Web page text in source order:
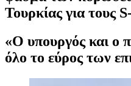
Τουρκίας για τους
«Ο υπουργός και ο
όλο το εύρος των